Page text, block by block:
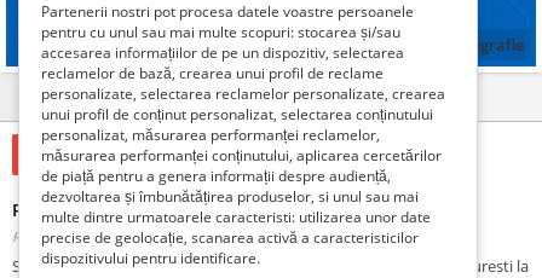
fotografie
Detalii Contact
150 Lei
Pregatire Informatica
Romania, Bucuresti, Bucuresti, Sector 4,5,6, Publicat 3 zile în urmă
Sunt Student la Facultatea de Matematica si Informatica din Bucuresti la
Partenerii nostri pot procesa datele voastre persoanele
pentru cu unul sau mai multe scopuri: stocarea și/sau
accesarea informațiilor de pe un dispozitiv, selectarea
reclamelor de bază, crearea unui profil de reclame
personalizate, selectarea reclamelor personalizate, crearea
unui profil de conținut personalizat, selectarea conținutului
personalizat, măsurarea performanței reclamelor,
măsurarea performanței conținutului, aplicarea cercetărilor
de piață pentru a genera informații despre audiență,
dezvoltarea și îmbunătățirea produselor, si unul sau mai
multe dintre urmatoarele caracteristi: utilizarea unor date
precise de geolocație, scanarea activă a caracteristicilor
dispozitivului pentru identificare.